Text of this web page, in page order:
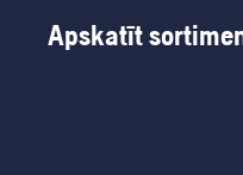
Apskatīt